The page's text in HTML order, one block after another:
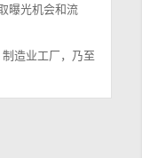
曝光机会和流
造业工厂，乃至